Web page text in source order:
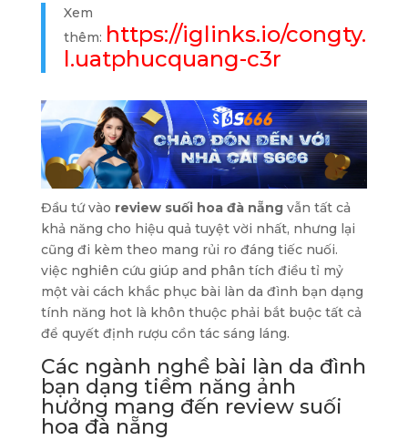
Xem
thêm: https://iglinks.io/congty.
l.uatphucquang-c3r
Đầu tứ vào review suối hoa đà nẵngvẫn tất cả
khả năng cho hiệu quả tuyệt vời nhất, nhưng lại
cũng đi kèm theo mang rủi ro đáng tiếc nuối.
việc nghiên cứu giúp and phân tích điều tỉ mỷ
một vài cách khắc phục bài làn da đình bạn dạng
tính năng hot là khôn thuộc phải bắt buộc tất cả
để quyết định rượu cồn tác sáng láng.
Các ngành nghề bài làn da đình
bạn dạng tiềm năng ảnh
hưởng mang đến review suối
hoa đà nẵng